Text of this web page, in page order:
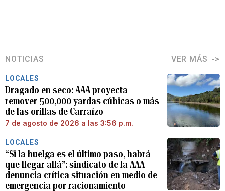
NOTICIAS VER MÁS
LOCALES
Dragado en seco: AAA proyecta
remover 500,000 yardas cúbicas o más
de las orillas de Carraízo
7 de agosto de 2026 a las 3:56 p.m.
LOCALES
“Si la huelga es el último paso, habrá
que llegar allá”: sindicato de la AAA
denuncia crítica situación en medio de
emergencia por racionamiento